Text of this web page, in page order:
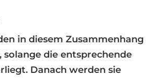
in diesem Zusammenhang
die entsprechende
Danach werden sie